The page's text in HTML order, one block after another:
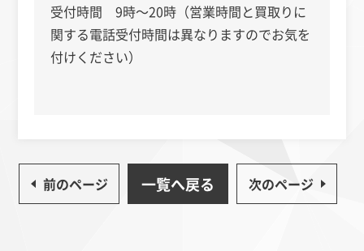
受付時間 9時～20時（営業時間と買取りに
関する電話受付時間は異なりますのでお気を
付けください）
前のページ 一覧へ戻る 次のページ